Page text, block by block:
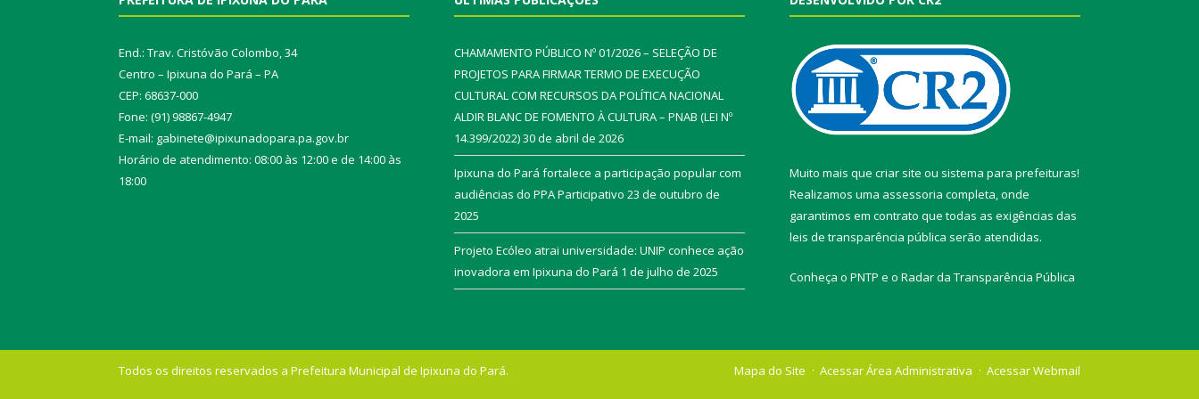
End.: Trav. Cristóvão Colombo, 34
Centro – Ipixuna do Pará – PA
CEP: 68637-000
Fone: (91) 98867-4947
E-mail: gabinete@ipixunadopara.pa.gov.br
Horário de atendimento: 08:00 às 12:00 e de 14:00 às
18:00
CHAMAMENTO PÚBLICO Nº 01/2026 – SELEÇÃO DE
PROJETOS PARA FIRMAR TERMO DE EXECUÇÃO
CULTURAL COM RECURSOS DA POLÍTICA NACIONAL
ALDIR BLANC DE FOMENTO À CULTURA – PNAB (LEI Nº
14.399/2022)30 de abril de 2026
Ipixuna do Pará fortalece a participação popular com
audiências do PPA Participativo 23 de outubro de
2025
Projeto Ecóleo atrai universidade: UNIP conhece ação
inovadora em Ipixuna do Pará 1 de julho de 2025
Muito mais que criar site ou sistema para prefeituras!
Realizamos uma assessoria completa, onde
garantimos em contrato que todas as exigências das
leis de transparência pública serão atendidas.
Conheça o PNTP e o Radar da Transparência Pública
Todos os direitos reservados a Prefeitura Municipal de Ipixuna do Pará. Mapa do Site Acessar Área Administrativa Acessar Webmail